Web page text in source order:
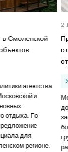
в Смоленской
агентства
и
отдыха. По
для
регионе.